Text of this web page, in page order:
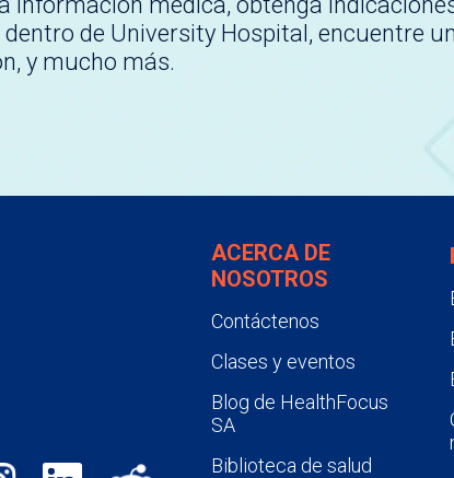
dentro de University Hospital, encuentre
y mucho más.
ACERCA DE
NOSOTROS
Contáctenos
Clases y eventos
Blog de HealthFocus
SA
Biblioteca de salud